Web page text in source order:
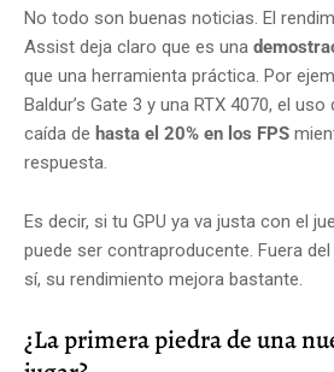
No todo son buenas noticias. El
Assist deja claro que es una
que una herramienta práctica. Por
Baldur’s Gate 3 y una RTX 4070, el
caída de hasta el 20% en los FPS
respuesta.
Es decir, si tu GPU ya va justa con el
puede ser contraproducente. Fuera
sí, su rendimiento mejora bastante.
¿La primera piedra de una